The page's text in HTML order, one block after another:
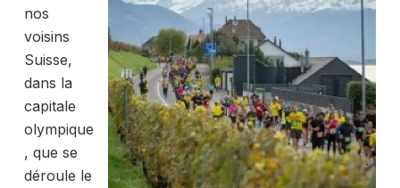
nos
voisins
Suisse,
dans la
capitale
olympique
, que se
déroule le